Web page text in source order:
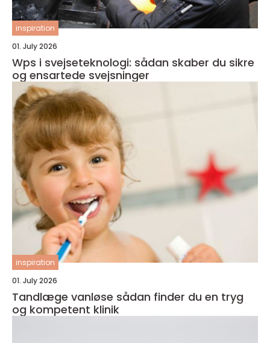
inspiration
01. July 2026
Wps i svejseteknologi: sådan skaber du sikre
og ensartede svejsninger
inspiration
01. July 2026
Tandlæge vanløse sådan finder du en tryg
og kompetent klinik